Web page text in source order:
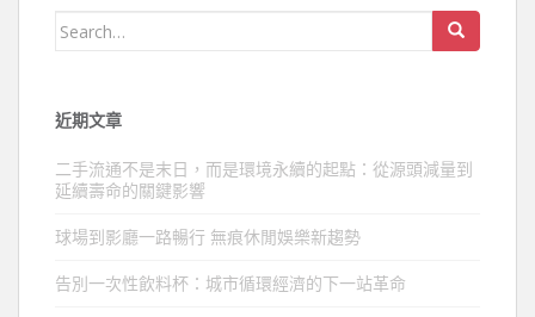
Search
近期文章
二手流通不是末日，而是環境永續的起點：從源頭減量到
延續壽命的關鍵影響
球場到影廳一路暢行 無痕休閒娛樂新趨勢
告別一次性飲料杯：城市循環經濟的下一站革命